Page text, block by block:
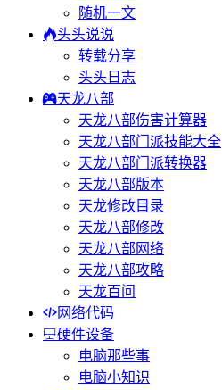
随机一文
头头说说
转载分享
头头日志
天龙八部
天龙八部伤害计算器
天龙八部门派技能大全
天龙八部门派转换器
天龙八部版本
天龙修改目录
天龙八部修改
天龙八部网络
天龙八部攻略
天龙百问
网络代码
硬件设备
电脑那些事
电脑小知识